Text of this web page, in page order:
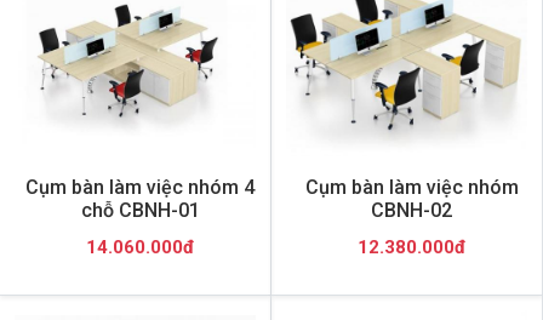
Cụm bàn làm việc nhóm 4
chỗ CBNH-01
14.060.000đ
Cụm bàn làm việc nhóm
CBNH-02
12.380.000đ